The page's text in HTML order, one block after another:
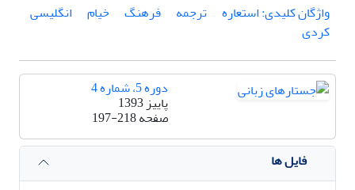
واژگان کلیدی: استعاره
ترجمه فرهنگ خیام
انگلیسی
کردی
دوره 5، شماره 4
پاییز 1393
صفحه197-218
فایل ها